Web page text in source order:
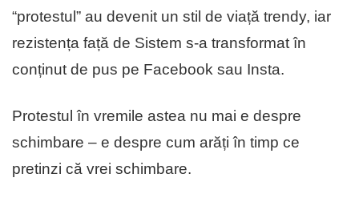
“protestul” au devenit un stil de viață trendy, iar
rezistența față de Sistem s-a transformat în
conținut de pus pe Facebook sau Insta.
Protestul în vremile astea nu mai e despre
schimbare – e despre cum arăți în timp ce
pretinzi că vrei schimbare.